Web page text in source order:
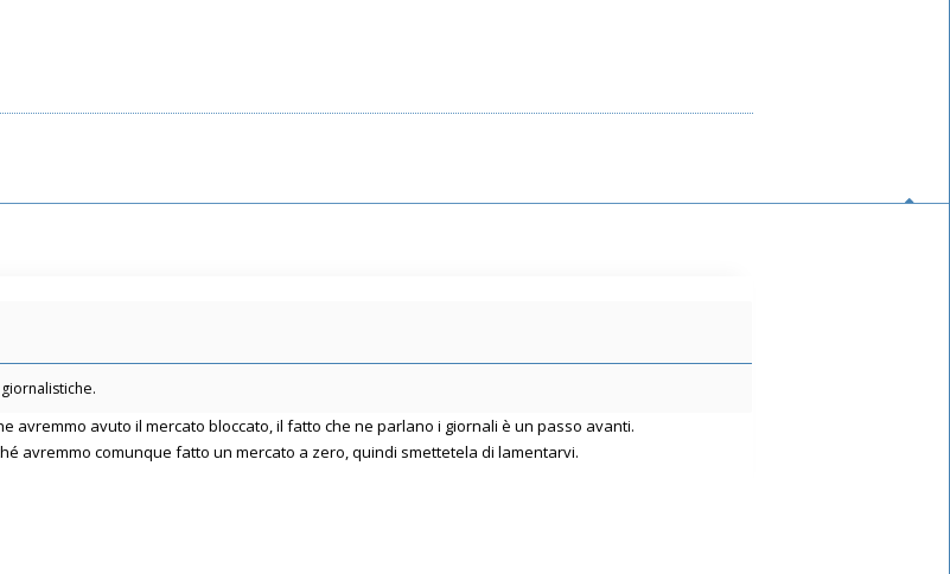
avremmo avuto il mercato bloccato, il fatto che ne parlano i giornali è un passo avanti.
avremmo comunque fatto un mercato a zero, quindi smettetela di lamentarvi.